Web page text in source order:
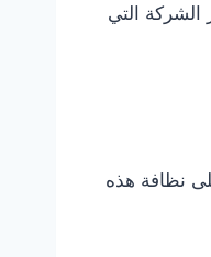
التي
نظافة هذه